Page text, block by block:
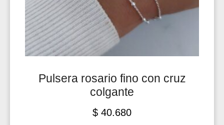
Pulsera rosario fino con cruz
colgante
$ 40.680